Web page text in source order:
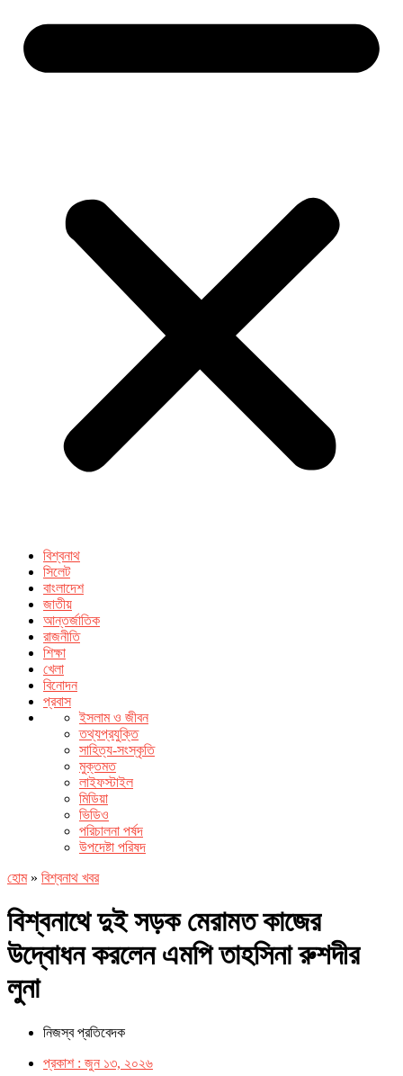
বিশ্বনাথ
সিলেট
বাংলাদেশ
জাতীয়
আন্তর্জাতিক
রাজনীতি
শিক্ষা
খেলা
বিনোদন
প্রবাস
ইসলাম ও জীবন
তথ্যপ্রযুক্তি
সাহিত্য-সংস্কৃতি
মুক্তমত
লাইফস্টাইল
মিডিয়া
ভিডিও
পরিচালনা পর্ষদ
উপদেষ্টা পরিষদ
হোম» বিশ্বনাথ খবর
বিশ্বনাথে দুই সড়ক মেরামত কাজের
উদ্বোধন করলেন এমপি তাহসিনা রুশদীর
লুনা
নিজস্ব প্রতিবেদক
প্রকাশ : জুন ১৩, ২০২৬